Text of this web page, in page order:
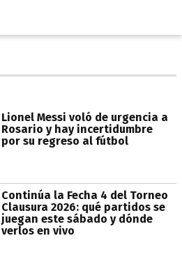
Lionel Messi voló de urgencia a
Rosario y hay incertidumbre
por su regreso al fútbol
Continúa la Fecha 4 del Torneo
Clausura 2026: qué partidos se
juegan este sábado y dónde
verlos en vivo